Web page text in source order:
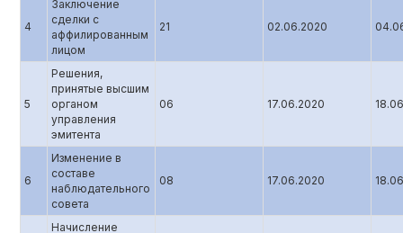
4
Заключение
сделки с
аффилированным
лицом
21 02.06.2020
5
Решения,
принятые высшим
органом
управления
эмитента
06 17.06.2020
6
Изменение в
составе
наблюдательного
совета
08 17.06.2020
Начисление